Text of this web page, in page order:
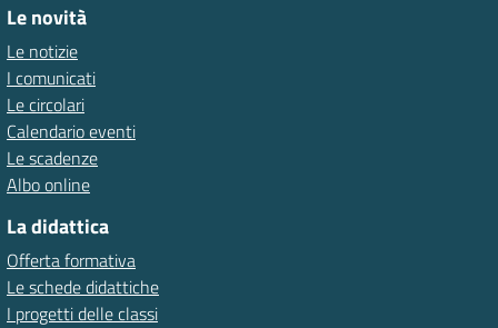
Le novità
Le notizie
I comunicati
Le circolari
Calendario eventi
Le scadenze
Albo online
La didattica
Offerta formativa
Le schede didattiche
I progetti delle classi